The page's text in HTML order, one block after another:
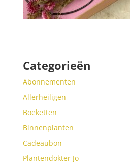
Categorieën
Abonnementen
Allerheiligen
Boeketten
Binnenplanten
Cadeaubon
Plantendokter Jo